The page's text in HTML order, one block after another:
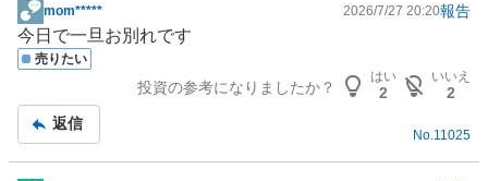
掲
示
板
mom***** 2026/7/27 20:20報告
今日で一旦お別れです
売りたい
投資の参考になりましたか？
はい
2
いいえ
2
返信
No. 11025